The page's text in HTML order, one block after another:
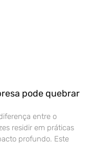
pode quebrar
entre o
residir em práticas
profundo. Este